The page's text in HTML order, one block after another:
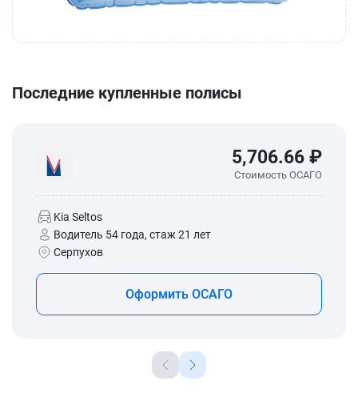
Последние купленные полисы
5,706.66 ₽
Стоимость ОСАГО
Kia Seltos
Водитель 54 года, стаж 21 лет
Серпухов
Оформить ОСАГО